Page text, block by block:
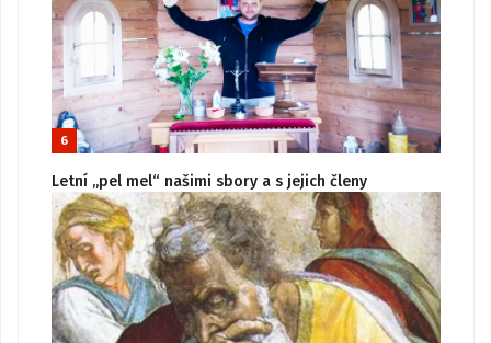
6
Letní „pel mel“ našimi sbory a s jejich členy